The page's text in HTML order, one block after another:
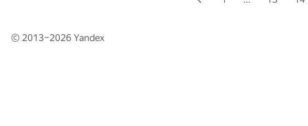
© 2013–2026Yandex